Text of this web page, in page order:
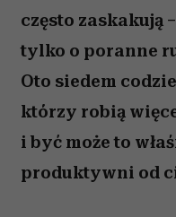
często zaskakują
tylko o poranne
Oto siedem
którzy robią
i być może to
produktywni od